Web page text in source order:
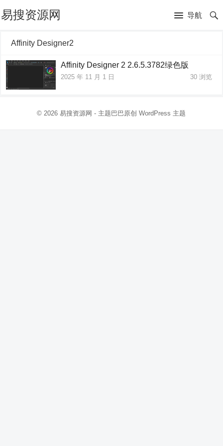
易搜资源网 导航
Affinity Designer2
Affinity Designer 2 2.6.5.3782绿色版
2025 年 11 月 1 日 30浏览
© 2026易搜资源网 - 主题巴巴原创WordPress 主题